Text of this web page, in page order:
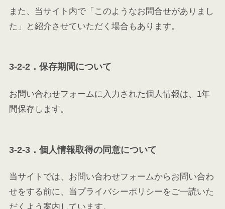
また、当サイト内で「このようなお問合せがありまし
た」と紹介させていただく場合もあります。
3-2-2．保存期間について
お問い合わせフォームに入力された個人情報は、1年
間保存します。
3-2-3．個人情報取得の同意について
当サイトでは、お問い合わせフォームからお問い合わ
せをする前に、当プライバシーポリシーをご一読いた
だくよう案内しています。